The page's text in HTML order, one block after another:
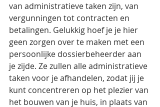
van administratieve taken zijn, van
vergunningen tot contracten en
betalingen. Gelukkig hoef je je hier
geen zorgen over te maken met een
persoonlijke dossierbeheerder aan
je zijde. Ze zullen alle administratieve
taken voor je afhandelen, zodat jij je
kunt concentreren op het plezier van
het bouwen van je huis, in plaats van